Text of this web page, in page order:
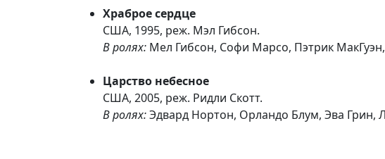
Храброе сердце
США, 1995, реж. Мэл Гибсон.
В ролях: Мел Гибсон, Софи Марсо, Пэтрик
Царство небесное
США, 2005, реж. Ридли Скотт.
В ролях:Эдвард Нортон, Орландо Блум, Эва